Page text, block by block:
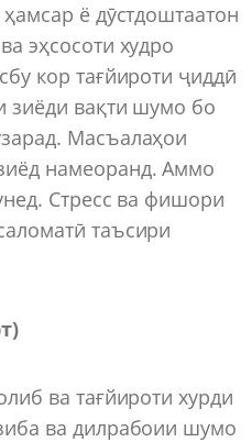
ё дӯстдоштаатон
эҳсосоти худро
кор тағйироти ҷиддӣ
зиёди вақти шумо бо
Масъалаҳои
намеоранд. Аммо
Стресс ва фишори
таъсири
ва тағйироти хурди
ва дилрабоии шумо